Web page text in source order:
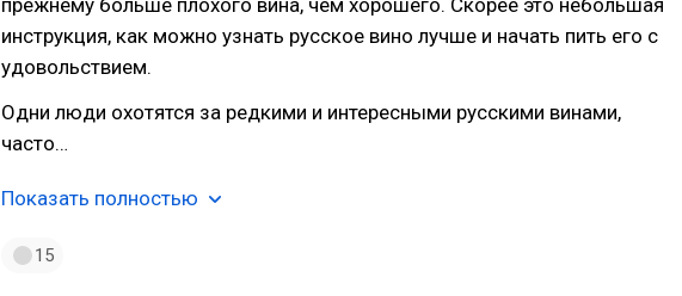
прежнему больше плохого вина, чем хорошего. Скорее это небольшая
инструкция, как можно узнать русское вино лучше и начать пить его с
удовольствием.
Одни люди охотятся за редкими и интересными русскими винами,
часто…
Показать полностью
15